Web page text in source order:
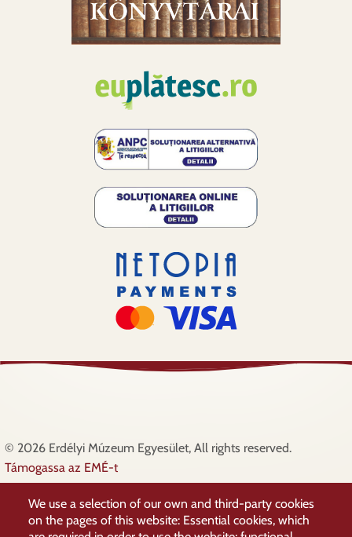
© 2026 Erdélyi Múzeum Egyesület, All rights reserved.
Lábléc
Támogassa az EMÉ-t
Támogatóink
We use a selection of our own and third-party cookies
on the pages of this website: Essential cookies, which